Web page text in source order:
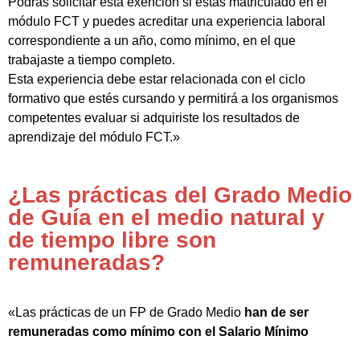
módulo FCT y puedes acreditar una experiencia laboral
correspondiente a un año, como mínimo, en el que
trabajaste a tiempo completo.
Esta experiencia debe estar relacionada con el ciclo
formativo que estés cursando y permitirá a los organismos
competentes evaluar si adquiriste los resultados de
aprendizaje del módulo FCT.»
¿Las prácticas del Grado Medio
de Guía en el medio natural y
de tiempo libre son
remuneradas?
«Las prácticas de un FP de Grado Medio han de ser
remuneradas como mínimo con el Salario Mínimo